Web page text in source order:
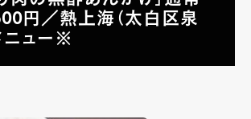
円／熱上海（太白区泉
ニュー※